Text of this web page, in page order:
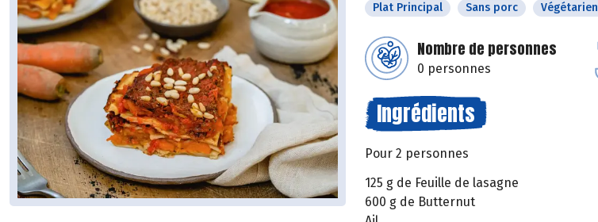
Plat Principal Sans porc Végétarien
Nombre de personnes
0 personnes
Ingrédients
Pour 2 personnes
125 g de Feuille de lasagne
600 g de Butternut